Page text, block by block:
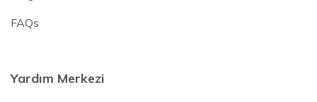
FAQs
Yardım Merkezi